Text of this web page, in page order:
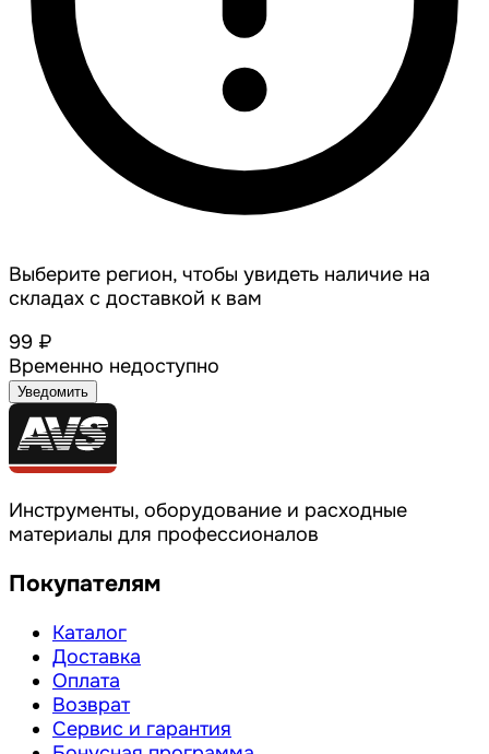
Выберите регион, чтобы увидеть наличие на
складах с доставкой к вам
99 ₽
Временно недоступно
Уведомить
Инструменты, оборудование и расходные
материалы для профессионалов
Покупателям
Каталог
Доставка
Оплата
Возврат
Сервис и гарантия